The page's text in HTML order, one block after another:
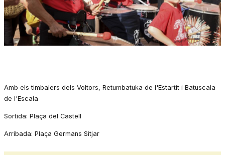
Amb els timbalers dels Voltors, Retumbatuka de l'Estartit i Batuscala
de l'Escala
Sortida: Plaça del Castell
Arribada: Plaça Germans Sitjar